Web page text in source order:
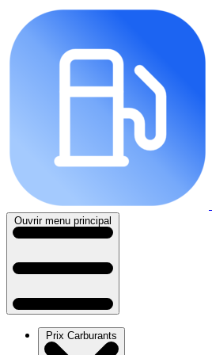
Ouvrir menu principal
Prix Carburants